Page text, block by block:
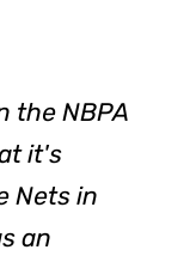
the NBPA
it's
Nets in
an